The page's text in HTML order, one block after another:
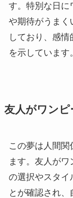
す。特別な日に
や期待がうまく
しており、 感情
を示しています。
友人がワン
この夢は人間
ます。友人が
の選択やスタイ
とが確認され、